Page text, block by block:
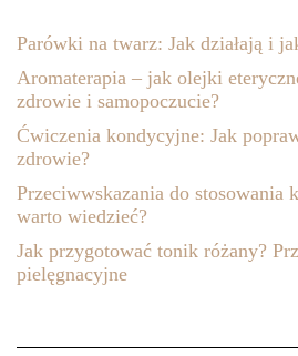
Parówki na twarz: Jak działają i
Aromaterapia – jak olejki
zdrowie i samopoczucie?
Ćwiczenia kondycyjne: Jak
zdrowie?
Przeciwwskazania do stosowania
warto wiedzieć?
Jak przygotować tonik różany?
pielęgnacyjne